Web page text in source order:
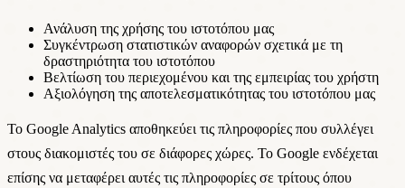
Ανάλυση της χρήσης του ιστοτόπου μας
Συγκέντρωση στατιστικών αναφορών σχετικά με τη
δραστηριότητα του ιστοτόπου
Βελτίωση του περιεχομένου και της εμπειρίας του χρήστη
Αξιολόγηση της αποτελεσματικότητας του ιστοτόπου μας
Το Google Analytics αποθηκεύει τις πληροφορίες που συλλέγει
στους διακομιστές του σε διάφορες χώρες. Το Google ενδέχεται
επίσης να μεταφέρει αυτές τις πληροφορίες σε τρίτους όπου